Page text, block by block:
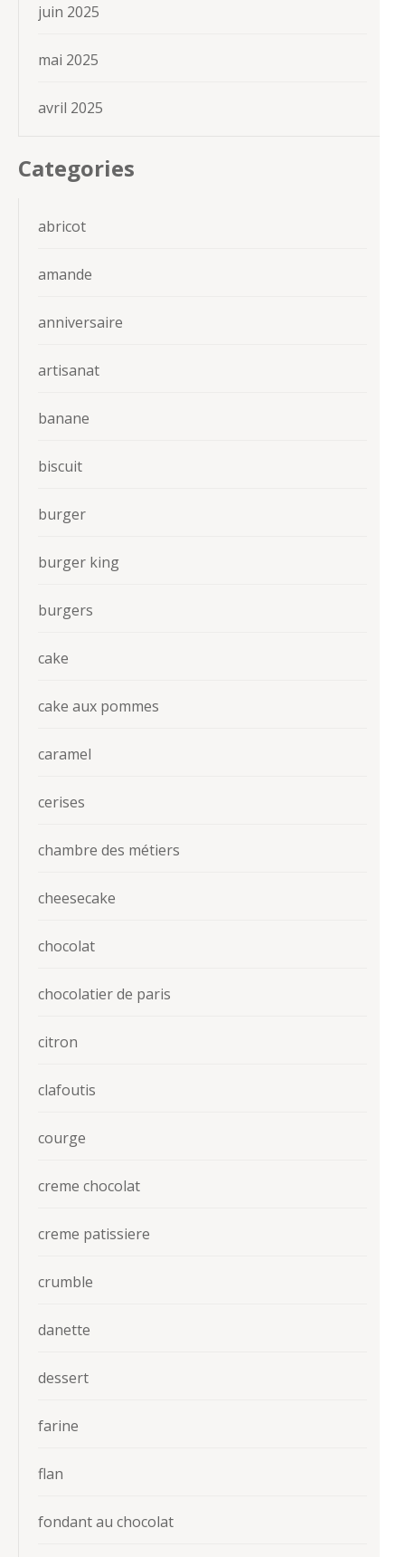
juin 2025
mai 2025
avril 2025
Categories
abricot
amande
anniversaire
artisanat
banane
biscuit
burger
burger king
burgers
cake
cake aux pommes
caramel
cerises
chambre des métiers
cheesecake
chocolat
chocolatier de paris
citron
clafoutis
courge
creme chocolat
creme patissiere
crumble
danette
dessert
farine
flan
fondant au chocolat